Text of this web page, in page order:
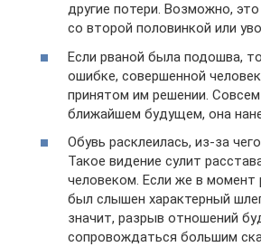
другие потери. Возможно,
со второй половинкой или
Если рваной была подошва,
ошибке, совершенной
принятом им решении.
ближайшем будущем, она
Обувь расклеилась, из-за
Такое видение сулит
человеком. Если же в момент
был слышен характерный
значит, разрыв отношений
сопровождаться большим